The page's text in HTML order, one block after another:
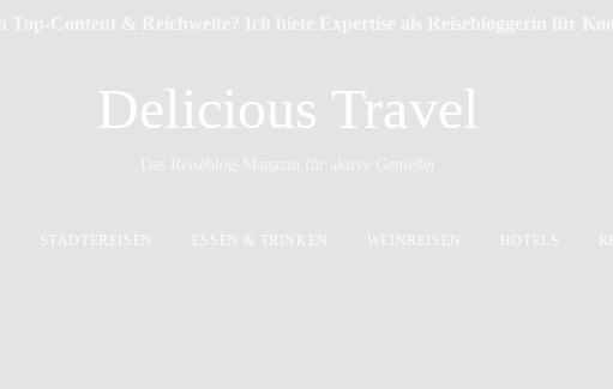
Delicious Travel
STÄDTEREISEN ESSEN & TRINKEN WEINREISEN HOTELS